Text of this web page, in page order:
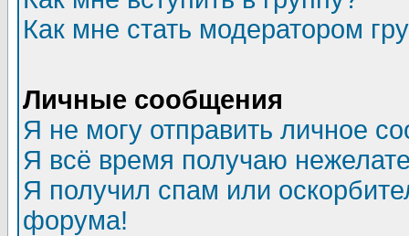
Как мне стать модератором
Личные сообщения
Я не могу отправить личное
Я всё время получаю
Я получил спам или
форума!